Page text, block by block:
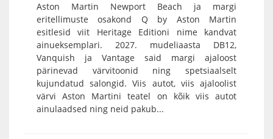
Aston Martin Newport Beach ja margi
eritellimuste osakond Q by Aston Martin
esitlesid viit Heritage Editioni nime kandvat
ainueksemplari. 2027. mudeliaasta DB12,
Vanquish ja Vantage said margi ajaloost
pärinevad värvitoonid ning spetsiaalselt
kujundatud salongid. Viis autot, viis ajaloolist
värvi Aston Martini teatel on kõik viis autot
ainulaadsed ning neid pakub...